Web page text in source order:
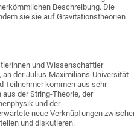
Beschreibung. Die
sie sie auf Gravitationstheorien
und Wissenschaftler
an der Julius-Maximilians-Universität
Teilnehmer kommen aus sehr
der String-Theorie, der
und der
neue Verknüpfungen
und diskutieren.